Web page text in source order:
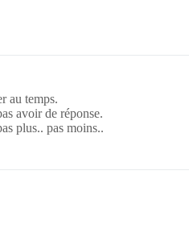
au temps.
avoir de réponse.
plus.. pas moins..